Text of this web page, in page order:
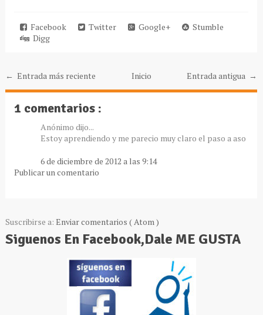
Facebook Twitter Google+
Stumble
Digg
← Entrada más reciente Entrada antigua →
Inicio
1 comentarios :
Anónimo dijo...
Estoy aprendiendo y me parecio muy claro el paso a aso
6 de diciembre de 2012 a las 9:14
Publicar un comentario
Suscribirse a: Enviar comentarios ( Atom )
Siguenos En Facebook,Dale ME GUSTA